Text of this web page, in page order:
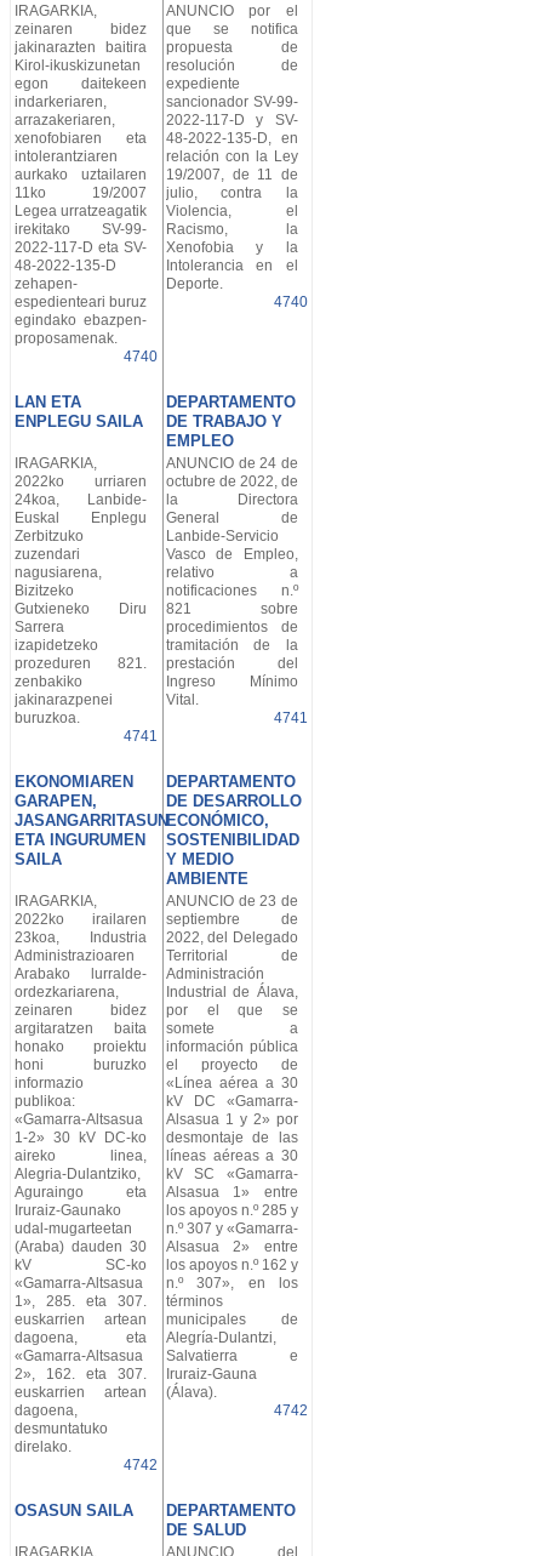
IRAGARKIA,
zeinaren bidez
jakinarazten baitira
Kirol-ikuskizunetan
egon daitekeen
indarkeriaren,
arrazakeriaren,
xenofobiaren eta
intolerantziaren
aurkako uztailaren
11ko 19/2007
Legea urratzeagatik
irekitako SV-99-
2022-117-D eta SV-
48-2022-135-D
zehapen-
espedienteari buruz
egindako ebazpen-
proposamenak.
4740
ANUNCIO por el
que se notifica
propuesta de
resolución de
expediente
sancionador SV-99-
2022-117-D y SV-
48-2022-135-D, en
relación con la Ley
19/2007, de 11 de
julio, contra la
Violencia, el
Racismo, la
Xenofobia y la
Intolerancia en el
Deporte.
4740
LAN ETA
ENPLEGU SAILA
DEPARTAMENTO
DE TRABAJO Y
EMPLEO
IRAGARKIA,
2022ko urriaren
24koa, Lanbide-
Euskal Enplegu
Zerbitzuko
zuzendari
nagusiarena,
Bizitzeko
Gutxieneko Diru
Sarrera
izapidetzeko
prozeduren 821.
zenbakiko
jakinarazpenei
buruzkoa.
4741
ANUNCIO de 24 de
octubre de 2022, de
la Directora
General de
Lanbide-Servicio
Vasco de Empleo,
relativo a
notificaciones n.º
821 sobre
procedimientos de
tramitación de la
prestación del
Ingreso Mínimo
Vital.
4741
EKONOMIAREN
GARAPEN,
JASANGARRITASUN
ETA INGURUMEN
SAILA
DEPARTAMENTO
DE DESARROLLO
ECONÓMICO,
SOSTENIBILIDAD
Y MEDIO
AMBIENTE
IRAGARKIA,
2022ko irailaren
23koa, Industria
Administrazioaren
Arabako lurralde-
ordezkariarena,
zeinaren bidez
argitaratzen baita
honako proiektu
honi buruzko
informazio
publikoa:
«Gamarra-Altsasua
1-2» 30 kV DC-ko
aireko linea,
Alegria-Dulantziko,
Aguraingo eta
Iruraiz-Gaunako
udal-mugarteetan
(Araba) dauden 30
kV SC-ko
«Gamarra-Altsasua
1», 285. eta 307.
euskarrien artean
dagoena, eta
«Gamarra-Altsasua
2», 162. eta 307.
euskarrien artean
dagoena,
desmuntatuko
direlako.
4742
ANUNCIO de 23 de
septiembre de
2022, del Delegado
Territorial de
Administración
Industrial de Álava,
por el que se
somete a
información pública
el proyecto de
«Línea aérea a 30
kV DC «Gamarra-
Alsasua 1 y 2» por
desmontaje de las
líneas aéreas a 30
kV SC «Gamarra-
Alsasua 1» entre
los apoyos n.º 285 y
n.º 307 y «Gamarra-
Alsasua 2» entre
los apoyos n.º 162 y
n.º 307», en los
términos
municipales de
Alegría-Dulantzi,
Salvatierra e
Iruraiz-Gauna
(Álava).
4742
OSASUN SAILA
DEPARTAMENTO
DE SALUD